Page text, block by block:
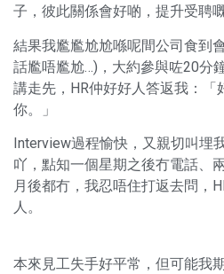
子，彼此關係會好啲，提升受聘
結果我尷尷尬尬喺呢間公司食到
話尷唔尷尬…)，大約參與咗20分
講走先，HR仲好好人答返我：「
你。」
Interview過程愉快，又親切叫埋
吖，點知一個星期之後冇電話、
月後都冇，我忍唔住打返去問，
人。
本來見工失手好平常，但可能我